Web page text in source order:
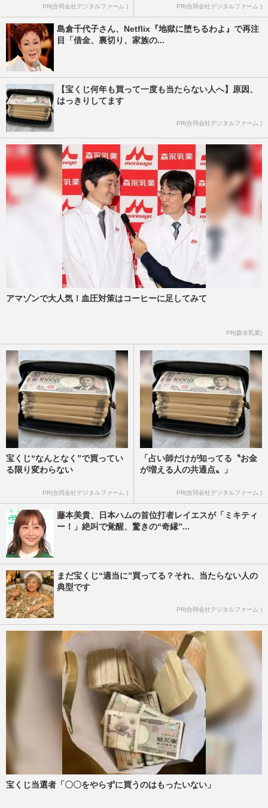
PR(合同会社デジタルファーム ) PR(合同会社デジタルファーム )
島倉千代子さん、Netflix『地獄に堕ちるわよ』で再注
目「借金、裏切り、家族の...
【宝くじ何年も買って一度も当たらない人へ】原因、
はっきりしてます
PR(合同会社デジタルファーム )
アマゾンで大人気！血圧対策はコーヒーに足してみて
PR(森永乳業)
宝くじ“なんとなく”で買ってい
る限り変わらない
PR(合同会社デジタルファーム )
「占い師だけが知ってる〝お金
が増える人の共通点〟」
PR(合同会社デジタルファーム )
藤本美貴、日本ハムの首位打者レイエスが「ミキティ
ー！」絶叫で覚醒、驚きの“奇縁”...
まだ宝くじ“適当に”買ってる？それ、当たらない人の
典型です
PR(合同会社デジタルファーム )
宝くじ当選者「〇〇をやらずに買うのはもったいない」